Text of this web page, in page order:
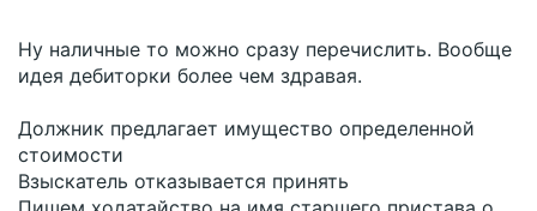
Ну наличные то можно сразу перечислить. Вообще
идея дебиторки более чем здравая.
Должник предлагает имущество определенной
стоимости
Взыскатель отказывается принять